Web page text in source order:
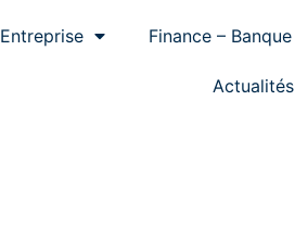
Entreprise Finance – Banque
Actualités